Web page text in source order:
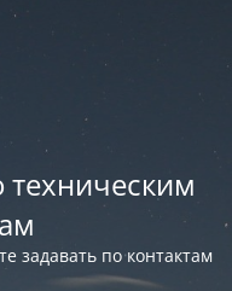
техническим
задавать по контактам